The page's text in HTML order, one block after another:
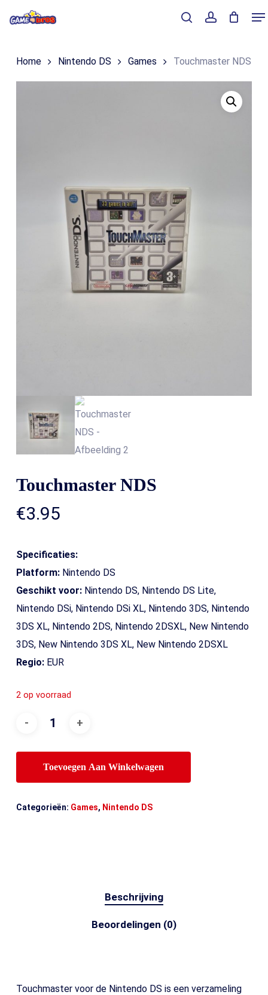
content
Winkelmand
Home Nintendo DS Games Touchmaster NDS
Touchmaster NDS
€3.95
Specificaties:
Platform:Nintendo DS
Geschikt voor:Nintendo DS, Nintendo DS Lite,
Nintendo DSi, Nintendo DSi XL, Nintendo 3DS, Nintendo
3DS XL, Nintendo 2DS, Nintendo 2DSXL, New Nintendo
3DS, New Nintendo 3DS XL, New Nintendo 2DSXL
Regio:EUR
2 op voorraad
Toevoegen Aan Winkelwagen
Categorieën: Games, Nintendo DS
Beschrijving
Beoordelingen (0)
Touchmaster voor de Nintendo DS is een verzameling